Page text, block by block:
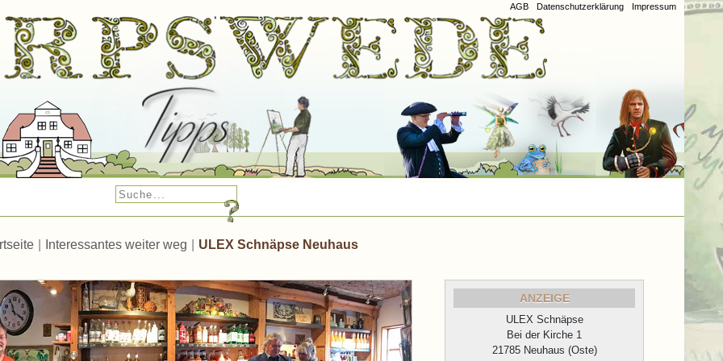
Impressum
Datenschutzerklärung
AGB
Interessantes weiter weg ULEX Schnäpse Neuhaus
ANZEIGE
ULEX Schnäpse
Bei der Kirche 1
21785 Neuhaus (Oste)